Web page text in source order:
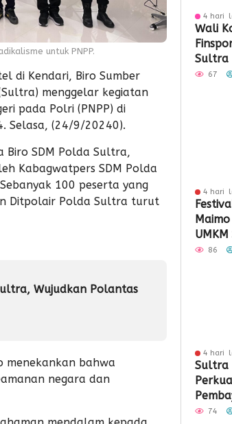
untuk PNPP.
di Kendari, Biro Sumber
menggelar kegiatan
pada Polri (PNPP) di
Selasa, (24/9/20240).
Biro SDM Polda Sultra,
Kabagwatpers SDM Polda
100 peserta yang
Ditpolair Polda Sultra turut
Wujudkan Polantas
menekankan bahwa
negara dan
4 hari
Wali
Sultra
Sinergi
67
4 hari
86
4 hari
Sultra
74